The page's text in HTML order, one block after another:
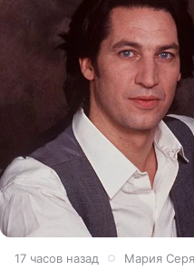
17 часов назад Мария